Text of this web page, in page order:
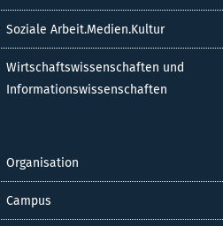
Soziale Arbeit.Medien.Kultur
Wirtschaftswissenschaften und
Informationswissenschaften
Organisation
Campus